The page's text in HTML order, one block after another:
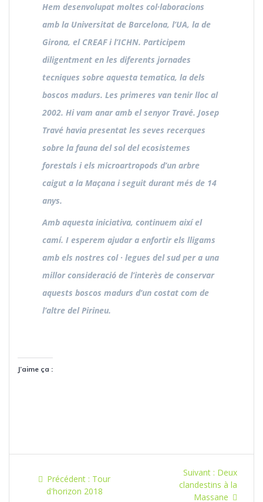
Hem desenvolupat moltes col·laboracions
amb la Universitat de Barcelona, l’UA, la de
Girona, el CREAF i l’ICHN. Participem
diligentment en les diferents jornades
tecniques sobre aquesta tematica, la dels
boscos madurs. Les primeres van tenir lloc al
2002. Hi vam anar amb el senyor Travé. Josep
Travé havia presentat les seves recerques
sobre la fauna del sol del ecosistemes
forestals i els microartropods d’un arbre
caigut a la Maçana i seguit durant més de 14
anys.
Amb aquesta iniciativa, continuem així el
camí. I esperem ajudar a enfortir els lligams
amb els nostres col · legues del sud per a una
millor consideració de l’interès de conservar
aquests boscos madurs d’un costat com de
l’altre del Pirineu.
J’aime ça :
Précédent : Article
précédent
Tour
d'horizon 2018
Suivant : Article
suivant
:
Deux
clandestins à la
Massane